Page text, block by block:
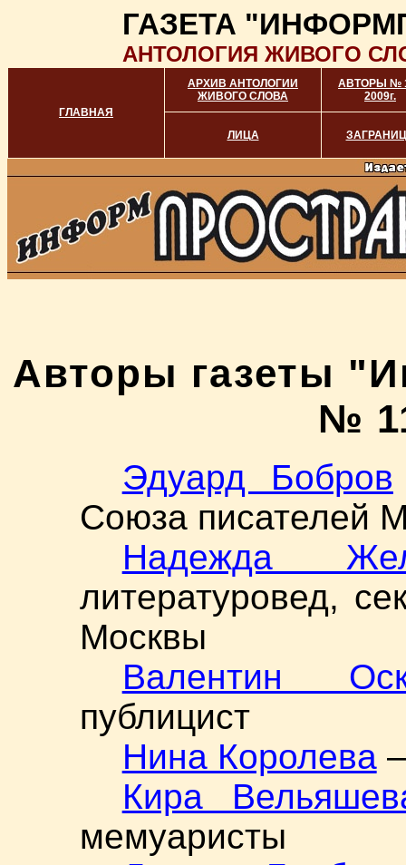
ГАЗЕТА
АНТОЛОГИЯ ЖИВОГО
ГЛАВНАЯ
АРХИВ АНТОЛОГИИ
ЖИВОГО СЛОВА
АВТОРЫ №
2009г.
ЛИЦА
Авторы газеты
№
Эдуард Бобров
Союза писателей
Надежда
литературовед,
Москвы
Валентин
публицист
Нина Королева
Кира
мемуаристы